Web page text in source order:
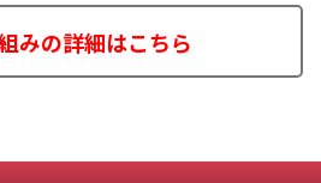
みの詳細はこちら